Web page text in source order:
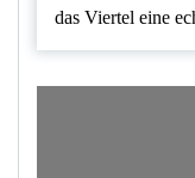
das Viertel eine